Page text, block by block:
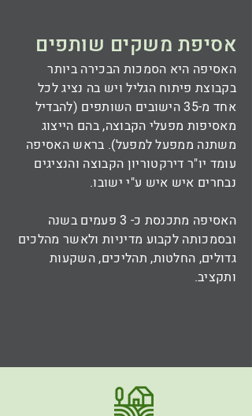
אסיפת משקים שותפים
האסיפה היא הסמכות הבכירה ביותר
בקבוצת פיתוח הגליל ויש בה נציג לכל
אחד מ-35 הישובים השותפים (להבדיל
מאסיפות מפעלי הקבוצה, בהם הייצוג
משתנה ממפעל למפעל). בראש האסיפה
עומד יו"ר דירקטוריון הקבוצה והנציגים
נבחרים איש איש ע"י ישובו.
האסיפה מתכנסת כ- 3 פעמים בשנה
ובסמכותה לקבוע מדיניות ולאשר מהלכים
גדולים, החלטות, תהליכים, השקעות
ותקציב.